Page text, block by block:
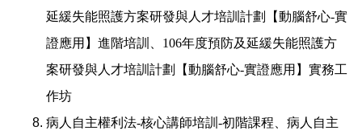
延緩失能照護方案研發與人才培訓計劃【動腦舒心-實
證應用】進階培訓、 106年度預防及延緩失能照護方
案研發與人才培訓計劃【動腦舒心-實證應用】實務工
作坊
病人自主權利法-核心講師培訓 -初階課程、病人自主